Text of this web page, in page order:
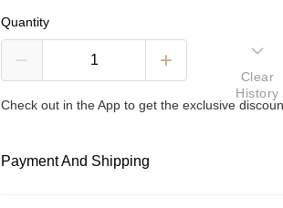
Quantity
Check out in the App to get the exclusive
Payment And Shipping
Clear
History